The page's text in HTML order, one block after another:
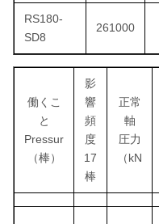
RS180-
SD8
261000
働くこ
と
Pressur
（棒）
影
響
頻
度
17
棒
正常
軸
圧力
（kN